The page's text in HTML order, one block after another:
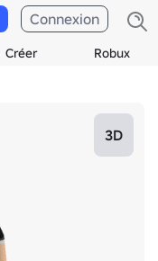
Créer Robux
Connexion
3D